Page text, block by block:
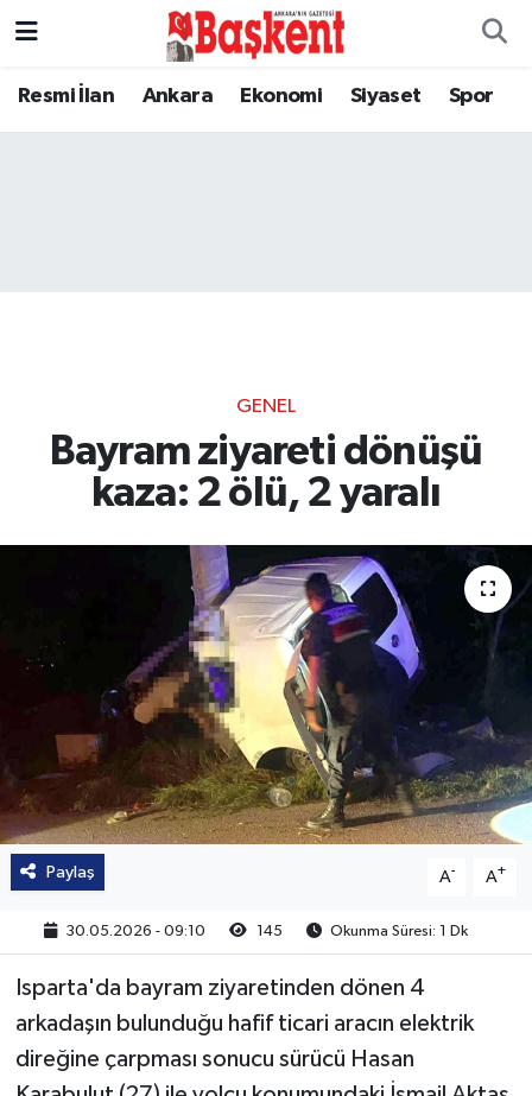
Resmi İlan Ankara Ekonomi Siyaset Spor
GENEL
Bayram ziyareti dönüşü
kaza: 2 ölü, 2 yaralı
Paylaş A- A+
30.05.2026 - 09:10 145 Okunma Süresi: 1 Dk
Isparta'da bayram ziyaretinden dönen 4
arkadaşın bulunduğu hafif ticari aracın elektrik
direğine çarpması sonucu sürücü Hasan